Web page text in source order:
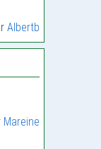
Albertb
Mareine